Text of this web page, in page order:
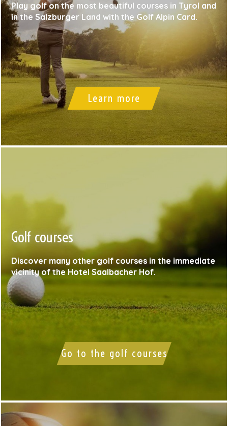
Play golf on the most beautiful courses in Tyrol and
in the Salzburger Land with the Golf Alpin Card.
Learn more
Golf courses
Discover many other golf courses in the immediate
vicinity of the Hotel Saalbacher Hof.
Go to the golf courses